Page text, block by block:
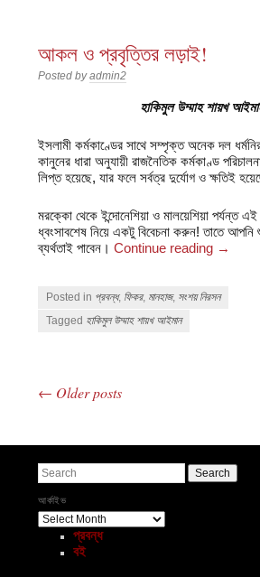
আকল ও প্রবৃত্তির লড়াই!
Posted byadmin2
হাকিমুল উম্মাহ শায়খ
ইসলামী কর্মকাণ্ডের সাথে সম্পৃক্ত অনেক দল
কানুনের ধারা অনুযায়ী রাজনৈতিক কর্মকাণ্ড
লিপ্ত হয়েছে, যার ফলে সর্বত্র দুর্যোগ ও ক্ষতিই
মরক্কো থেকে ইন্দোনেশিয়া ও মালয়েশিয়া পর্যন্ত এই
ধ্বংসাবশেষ নিয়ে একটু বিবেচনা করুন! তাতে আপনি
ব্যর্থতাই পাবেন।Continue reading →
Posted in প্রবন্ধ, ফিকর, মানহাজ, সংশয় নিরসন
Tagged হাকিমুল উম্মাহ শায়খ আইমান
Post navigation
← Older posts
Search
আর্কাইভ
আর্কাইভ
প্রবন্ধ
বই